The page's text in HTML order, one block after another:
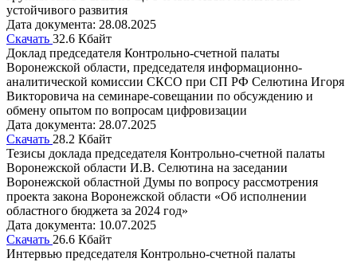
устойчивого развития
Дата документа: 28.08.2025
Скачать 32.6 Кбайт
Доклад председателя Контрольно-счетной палаты
Воронежской области, председателя информационно-
аналитической комиссии СКСО при СП РФ Селютина Игоря
Викторовича на семинаре-совещании по обсуждению и
обмену опытом по вопросам цифровизации
Дата документа: 28.07.2025
Скачать 28.2 Кбайт
Тезисы доклада председателя Контрольно-счетной палаты
Воронежской области И.В. Селютина на заседании
Воронежской областной Думы по вопросу рассмотрения
проекта закона Воронежской области «Об исполнении
областного бюджета за 2024 год»
Дата документа: 10.07.2025
Скачать 26.6 Кбайт
Интервью председателя Контрольно-счетной палаты